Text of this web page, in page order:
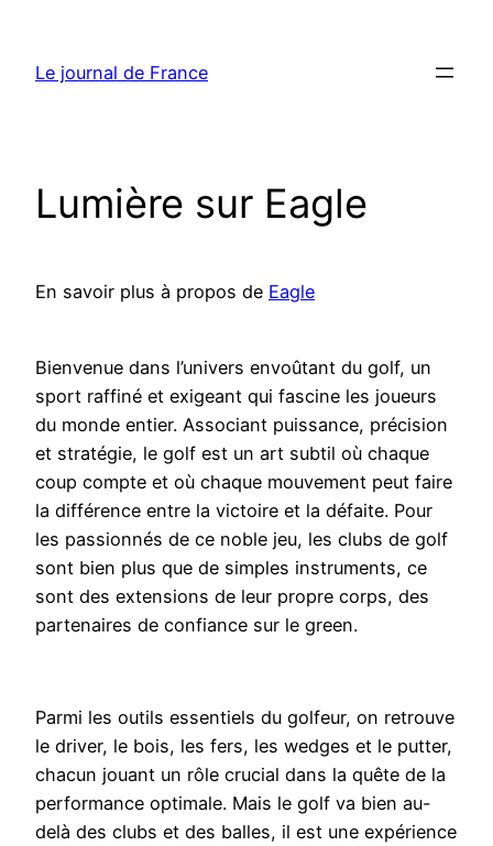
contenu
Le journal de France
Lumière sur Eagle
En savoir plus à propos de Eagle
Bienvenue dans l’univers envoûtant du golf, un
sport raffiné et exigeant qui fascine les joueurs
du monde entier. Associant puissance, précision
et stratégie, le golf est un art subtil où chaque
coup compte et où chaque mouvement peut faire
la différence entre la victoire et la défaite. Pour
les passionnés de ce noble jeu, les clubs de golf
sont bien plus que de simples instruments, ce
sont des extensions de leur propre corps, des
partenaires de confiance sur le green.
Parmi les outils essentiels du golfeur, on retrouve
le driver, le bois, les fers, les wedges et le putter,
chacun jouant un rôle crucial dans la quête de la
performance optimale. Mais le golf va bien au-
delà des clubs et des balles, il est une expérience